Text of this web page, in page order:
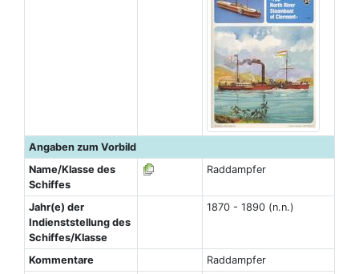
Angaben zum Vorbild
Name/Klasse des
Schiffes
Raddampfer
Jahr(e) der
Indienststellung des
Schiffes/Klasse
1870 - 1890 (n.n.)
Kommentare
Raddampfer